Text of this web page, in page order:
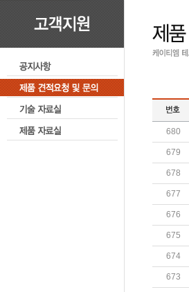
680
679
678
677
676
675
674
673